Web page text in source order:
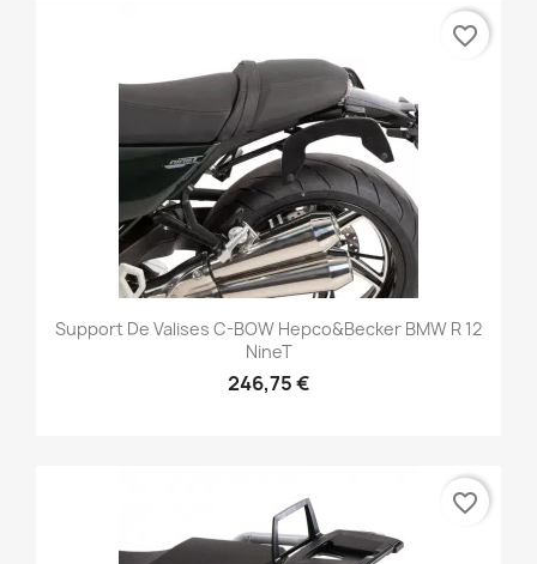
Support De Valises C-BOW Hepco&Becker BMW R 12
NineT
246,75 €
favorite_border
favorite_border